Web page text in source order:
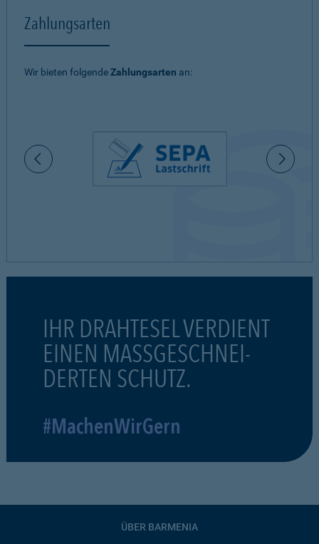
Zahlungsarten
Wir bieten folgendeZahlungsarten an:
IHR DRAHTESEL VERDIENT
EINEN MASSGESCHNEI-
DERTEN SCHUTZ.
#MachenWirGern
ÜBER BARMENIA